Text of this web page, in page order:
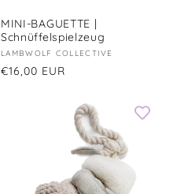
MINI-BAGUETTE |
Schnüffelspielzeug
Anbieter:
LAMBWOLF COLLECTIVE
Normaler
€16,00 EUR